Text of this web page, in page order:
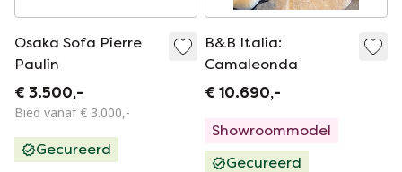
Osaka Sofa Pierre
Paulin
€ 3.500,-
Bied vanaf € 3.000,-
Gecureerd
B&B Italia:
Camaleonda
€ 10.690,-
Showroommodel
Gecureerd